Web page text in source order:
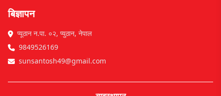
बिज्ञापन
प्यूठान न.पा. ०२, प्युठान, नेपाल
9849526169
sunsantosh49@gmail.com